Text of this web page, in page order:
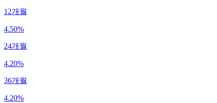
12개월
4.50%
24개월
4.20%
36개월
4.20%